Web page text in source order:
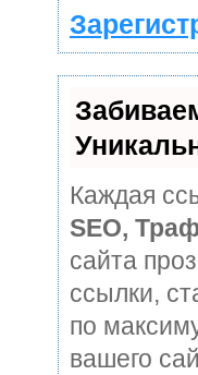
Каждая
SEO,
сайта
ссылки,
по
вашего